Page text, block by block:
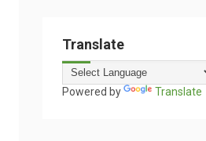
Translate
Powered by Translate